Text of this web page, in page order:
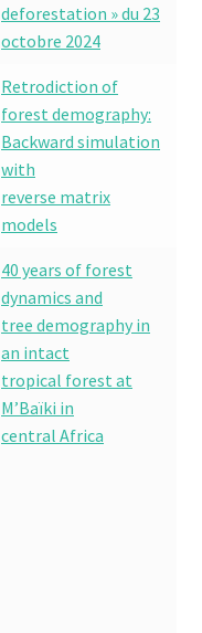
deforestation » du 23
octobre 2024
Retrodiction of
forest demography:
Backward simulation
with
reverse matrix
models
40 years of forest
dynamics and
tree demography in
an intact
tropical forest at
M’Baïki in
central Africa